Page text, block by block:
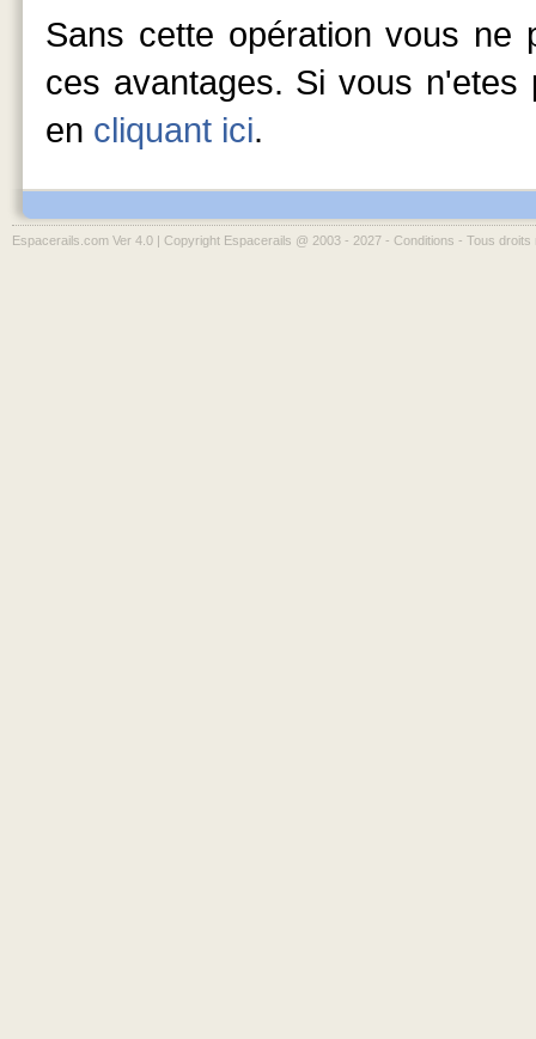
Sans cette opération vous ne
ces avantages. Si vous
en cliquant ici.
Espacerails.com Ver 4.0 | Copyright Espacerails @ 2003 - 2027 - Conditions - Tous droits